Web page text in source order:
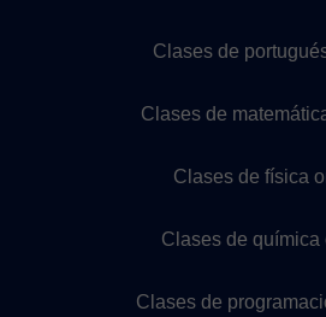
Clases de
Clases de
Clases de física
Clases de química
Clases de